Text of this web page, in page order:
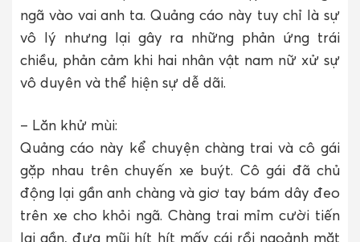
ngã vào vai anh ta. Quảng cáo này tuy chỉ là sự
vô lý nhưng lại gây ra những phản ứng trái
chiều, phản cảm khi hai nhân vật nam nữ xử sự
vô duyên và thể hiện sự dễ dãi.
– Lăn khử mùi:
Quảng cáo này kể chuyện chàng trai và cô gái
gặp nhau trên chuyến xe buýt. Cô gái đã chủ
động lại gần anh chàng và giơ tay bám dây đeo
trên xe cho khỏi ngã. Chàng trai mỉm cười tiến
lại gần, đưa mũi hít hít mấy cái rồi ngoảnh mặt